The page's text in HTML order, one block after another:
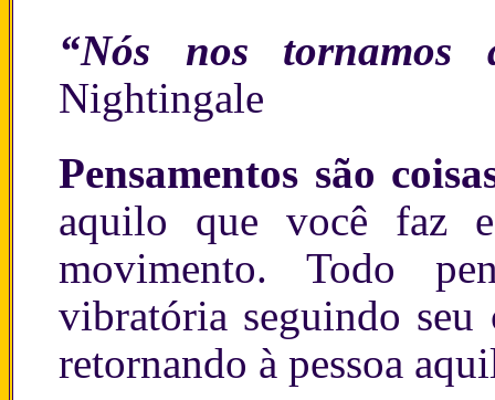
“Nós nos tornamos
Nightingale
Pensamentos são
aquilo que você faz
movimento. Todo
vibratória seguindo
retornando à pessoa